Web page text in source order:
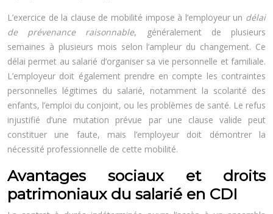
L’exercice de la clause de mobilité impose à l’employeur un délai
de prévenance raisonnable, généralement de plusieurs
semaines à plusieurs mois selon l’ampleur du changement. Ce
délai permet au salarié d’organiser sa vie personnelle et familiale.
L’employeur doit également prendre en compte les contraintes
personnelles légitimes du salarié, notamment la scolarité des
enfants, l’emploi du conjoint, ou les problèmes de santé. Le refus
injustifié d’une mutation prévue par une clause valide peut
constituer une faute, mais l’employeur doit démontrer la
nécessité professionnelle de cette mobilité.
Avantages sociaux et droits
patrimoniaux du salarié en CDI